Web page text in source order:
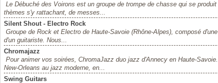
Le Débuché des Voirons est un groupe de trompe de chasse qui se
thèmes s'y rattachant, de messes...
Silent Shout - Electro Rock
Groupe de Rock et Electro de Haute-Savoie (Rhône-Alpes), composé
d'un guitariste. Nous...
Chromajazz
Pour animer vos soirées, ChromaJazz duo jazz d'Annecy en Haute-
New-Orleans au jazz moderne, en...
Swing Guitars